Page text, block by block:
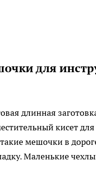
для
длинная
кисет
мешочки в
Маленькие